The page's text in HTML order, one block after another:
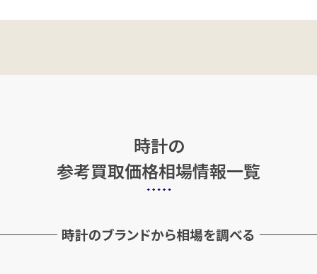
今すぐ査定金額をお伝えいた
まずは お電話 で無料査定
時計の
参考買取価格相場情報一覧
時計のブランドから相場を調べる